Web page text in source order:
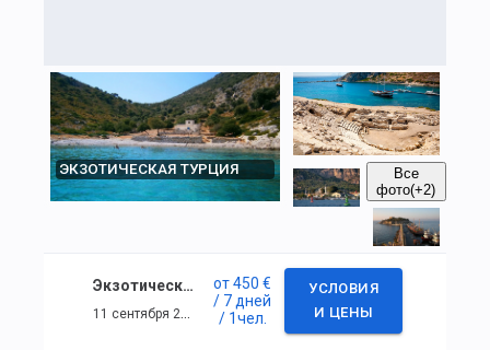
ЭКЗОТИЧЕСКАЯ ТУРЦИЯ
Все
фото(+2)
Экзотическая Турция
11 сентября 2021 г. — 17 сентября 2021 г.
от450 €
/ 7 дней
/ 1чел.
УСЛОВИЯ
И ЦЕНЫ